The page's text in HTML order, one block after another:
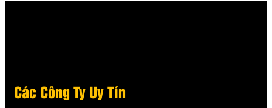
Các Công Ty Uy Tín